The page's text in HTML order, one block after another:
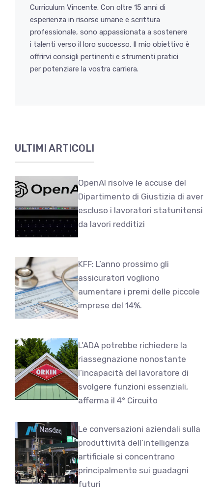
Curriculum Vincente. Con oltre 15 anni di
esperienza in risorse umane e scrittura
professionale, sono appassionata a sostenere
i talenti verso il loro successo. Il mio obiettivo è
offrirvi consigli pertinenti e strumenti pratici
per potenziare la vostra carriera.
ULTIMI ARTICOLI
OpenAI risolve le accuse del
Dipartimento di Giustizia di aver
escluso i lavoratori statunitensi
da lavori redditizi
KFF: L’anno prossimo gli
assicuratori vogliono
aumentare i premi delle piccole
imprese del 14%.
L’ADA potrebbe richiedere la
riassegnazione nonostante
l’incapacità del lavoratore di
svolgere funzioni essenziali,
afferma il 4° Circuito
Le conversazioni aziendali sulla
produttività dell’intelligenza
artificiale si concentrano
principalmente sui guadagni
futuri